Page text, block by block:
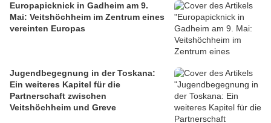
Europapicknick in Gadheim am 9.
Mai: Veitshöchheim im Zentrum eines
vereinten Europas
Jugendbegegnung in der Toskana:
Ein weiteres Kapitel für die
Partnerschaft zwischen
Veitshöchheim und Greve